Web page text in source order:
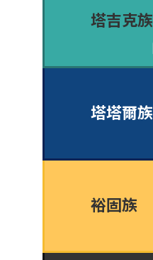
塔吉克族
塔塔爾族
裕固族